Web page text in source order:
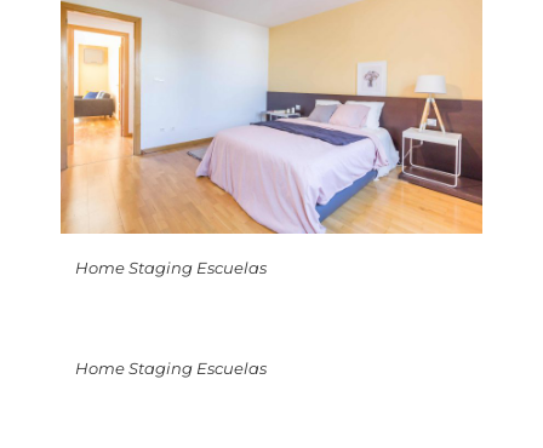
Home Staging Escuelas
Home Staging Escuelas